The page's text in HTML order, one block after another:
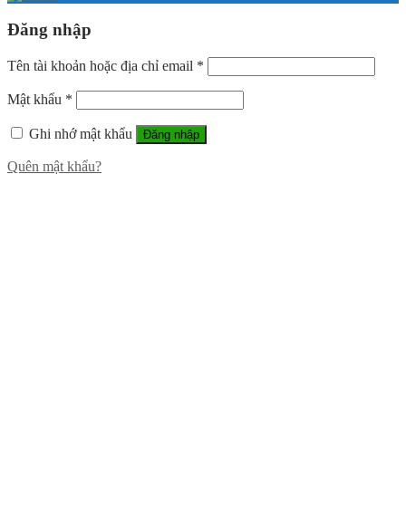
Đăng nhập
Tên tài khoản hoặc địa chỉ email *
Mật khẩu *
Ghi nhớ mật khẩu Đăng nhập
Quên mật khẩu?